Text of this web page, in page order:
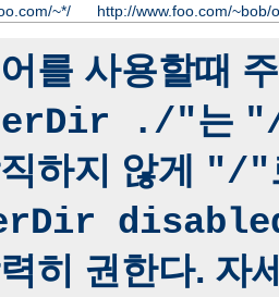
~*/
http://www.foo.com/~bob/
를 사용할때
./"는
하지 않게
"/"
히 권한다. 자